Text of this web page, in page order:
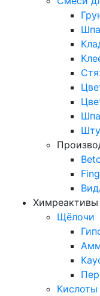
Химреактивы
Щёлочи
Кислоты